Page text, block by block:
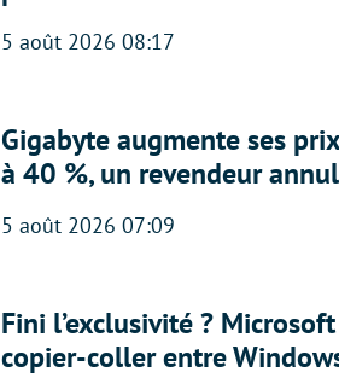
5 août 2026 08:17
Gigabyte augmente ses
à 40 %, un revendeur
5 août 2026 07:09
Fini l’exclusivité ?
copier-coller entre